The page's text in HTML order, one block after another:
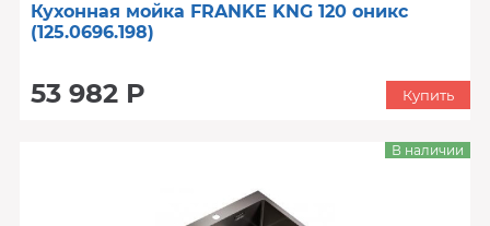
Кухонная мойка FRANKE KNG 120 оникс
(125.0696.198)
53 982 Р Купить
В наличии